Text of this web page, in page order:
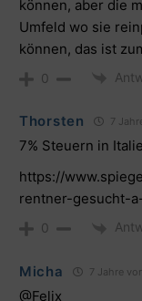
können, aber die
Umfeld wo sie
können, das ist
0
Thorsten 7
7% Steuern in
https://
rentner-gesucht-
0
Micha 7 Jahre vor
@Felix